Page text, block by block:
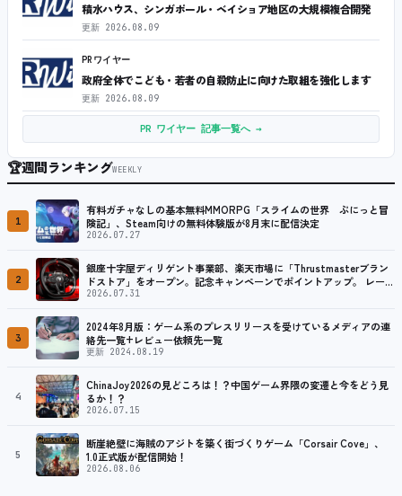
積水ハウス、シンガポール・ベイショア地区の大規模複合開発
更新 2026.08.09
PRワイヤー
政府全体でこども・若者の自殺防止に向けた取組を強化します
更新 2026.08.09
PR ワイヤー 記事一覧へ →
🏆週間ランキングWEEKLY
1
有料ガチャなしの基本無料MMORPG「スライムの世界 ぷにっと冒
険記」、Steam向けの無料体験版が8月末に配信決定
2026.07.27
2
銀座十字屋ディリゲント事業部、楽天市場に「Thrustmasterブラン
ドストア」をオープン。記念キャンペーンでポイントアップ。 レーシ
ング／フライトシム向けコントローラーを中心に、幅広くラインナッ
2026.07.31
3
2024年8月版：ゲーム系のプレスリリースを受けているメディアの連
絡先一覧+レビュー依頼先一覧
更新 2024.08.19
4
ChinaJoy2026の見どころは！？中国ゲーム界隈の変遷と今をどう見
るか！？
2026.07.15
5
断崖絶壁に海賊のアジトを築く街づくりゲーム「Corsair Cove」、
1.0正式版が配信開始！
2026.08.06